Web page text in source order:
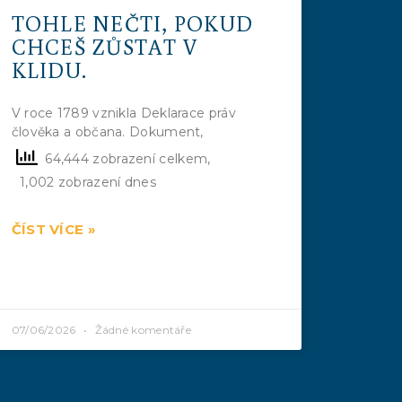
TOHLE NEČTI, POKUD
CHCEŠ ZŮSTAT V
KLIDU.
V roce 1789 vznikla Deklarace práv
člověka a občana. Dokument,
64,444 zobrazení celkem,
1,002 zobrazení dnes
ČÍST VÍCE »
07/06/2026 Žádné komentáře